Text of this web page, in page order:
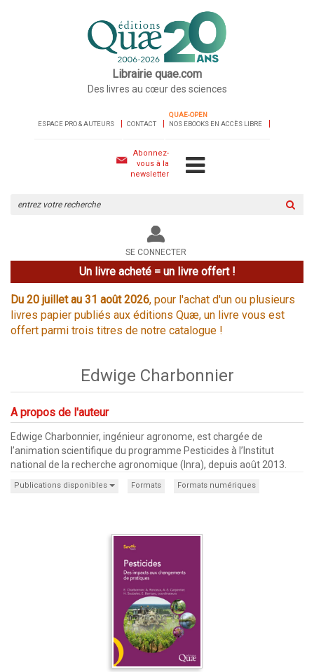
Librairie quae.com
Des livres au cœur des sciences
ESPACE PRO & AUTEURS CONTACT
QUAE-OPEN
NOS EBOOKS EN ACCÈS LIBRE
Abonnez-
vous à la
newsletter
le
site
SE CONNECTER
Un livre acheté = un livre offert !
Du 20 juillet au 31 août 2026, pour l'achat d'un ou plusieurs
livres papier publiés aux éditions Quæ, un livre vous est
offert parmi trois titres de notre catalogue !
Edwige Charbonnier
A propos de l'auteur
Edwige Charbonnier, ingénieur agronome, est chargée de
l’animation scientifique du programme Pesticides à l’Institut
national de la recherche agronomique (Inra), depuis août 2013.
Publications disponibles Formats Formats numériques